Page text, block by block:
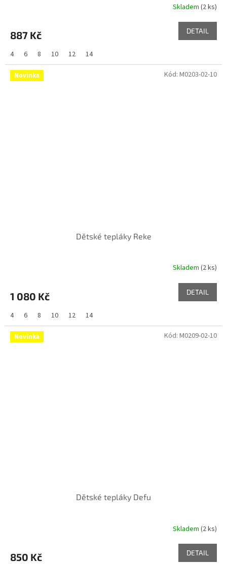
Skladem (2 ks)
887 Kč DETAIL
4 6 8 10 12 14
Novinka
Dětské tepláky Reke
Skladem (2 ks)
1 080 Kč DETAIL
4 6 8 10 12 14
Kód: M0203-02-10
Novinka
Dětské tepláky Defu
Skladem (2 ks)
850 Kč DETAIL
Kód: M0209-02-10